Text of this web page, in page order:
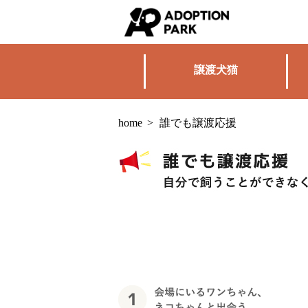
譲渡犬猫
home > 誰でも譲渡応援